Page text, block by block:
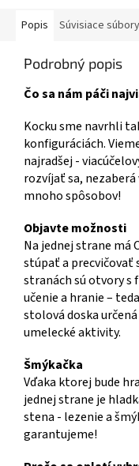
Popis Súvisiace
Podrobný popis
Čo sa nám páči
Kocku sme navrhli
konfiguráciách.
najradšej -
rozvíjať sa, nezaberá
mnoho spôsobov!
Objavte možnosti
Na jednej strane má
stúpať a precvičovať
stranách sú otvory s
učenie a hranie –
stolová doska
umelecké aktivity.
Šmýkačka
Vďaka ktorej bude
jednej strane je
stena - lezenie a
garantujeme!